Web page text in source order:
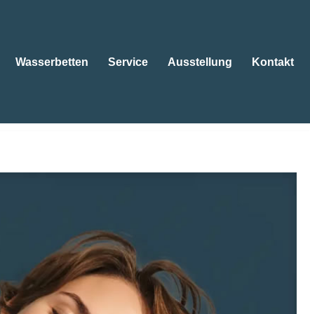
Wasserbetten Service Ausstellung Kontakt
Kissen. 😴Wasserbetten, 😴Matratzen, 😴Betten,
unser Ansporn ✉.